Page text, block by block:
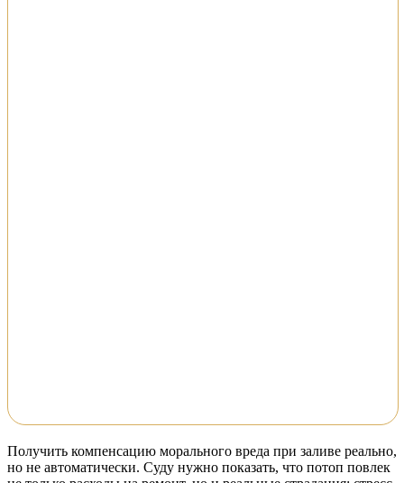
Получить компенсацию морального вреда при заливе реально,
но не автоматически. Суду нужно показать, что потоп повлек